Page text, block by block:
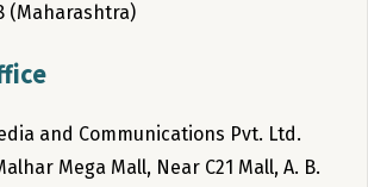
(Maharashtra)
and Communications Pvt. Ltd.
Mega Mall, Near C21 Mall, A. B.